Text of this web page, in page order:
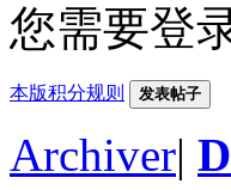
您需要登
本版积分规则 发表帖子
Archiver|